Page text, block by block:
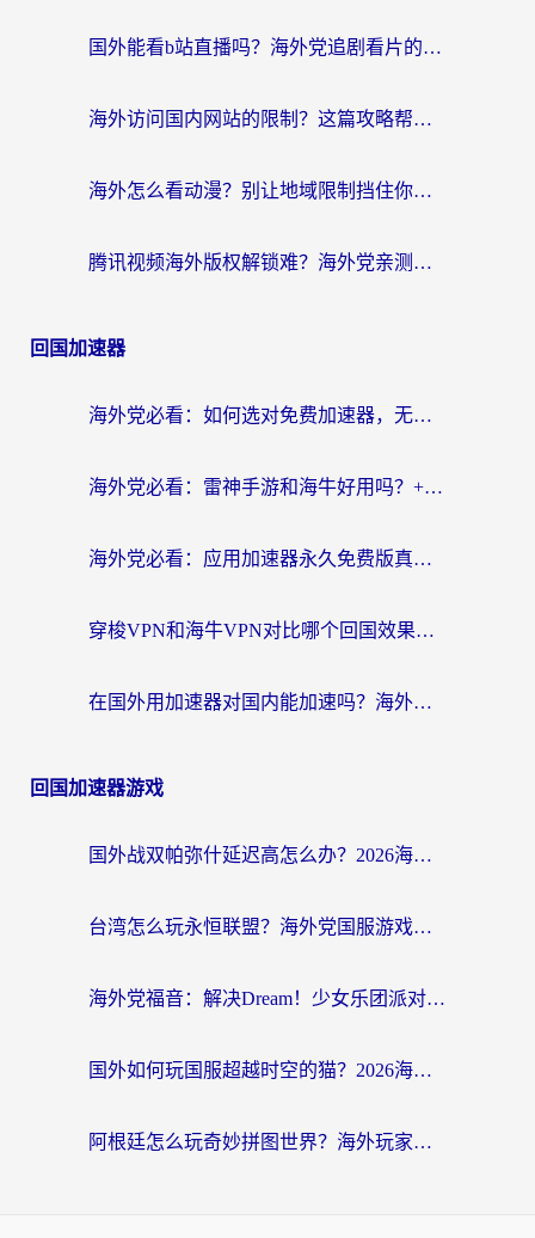
国外能看b站直播吗？海外党追剧看片的终极解决方案来了
海外访问国内网站的限制？这篇攻略帮你无缝解锁12306、12123和国内影音
海外怎么看动漫？别让地域限制挡住你的追番快乐
腾讯视频海外版权解锁难？海外党亲测：选对回国加速器，追剧观影零障碍
回国加速器
海外党必看：如何选对免费加速器，无缝访问国内资源不踩坑？
海外党必看：雷神手游和海牛好用吗？+3款热门加速器实测对比，附番茄加速器无缝回国指南
海外党必看：应用加速器永久免费版真的存在吗？教你选对回国加速器无缝刷国内资源
穿梭VPN和海牛VPN对比哪个回国效果更好？海外华人亲测3款热门加速器+避坑指南
在国外用加速器对国内能加速吗？海外党亲测有效的无缝访问指南
回国加速器游戏
国外战双帕弥什延迟高怎么办？2026海外畅玩国服游戏终极指南（附实测工具推荐）
台湾怎么玩永恒联盟？海外党国服游戏加速器选择全攻略（附3大热门游戏实测）
海外党福音：解决Dream！少女乐团派对！国外延迟的实用指南，附北美英国游戏加速方案
国外如何玩国服超越时空的猫？2026海外党必看的加速器选择指南
阿根廷怎么玩奇妙拼图世界？海外玩家国服游戏加速全攻略（附帕斯卡契约战舰少女解决方案）